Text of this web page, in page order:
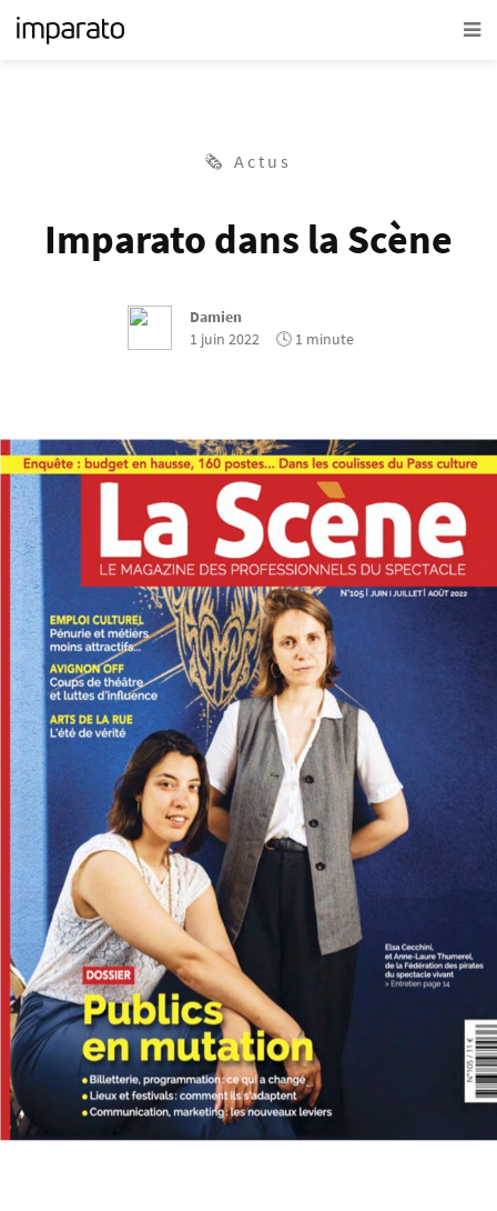
🗞 Actus
Imparato dans la Scène
Damien
1 juin 2022
🕓 1 minute